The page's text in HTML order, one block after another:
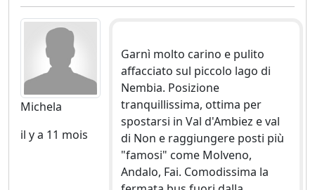
Michela
il y a 11 mois
Garnì molto carino e pulito
affacciato sul piccolo lago di
Nembia. Posizione
tranquillissima, ottima per
spostarsi in Val d'Ambiez e val
di Non e raggiungere posti più
"famosi" come Molveno,
Andalo, Fai. Comodissima la